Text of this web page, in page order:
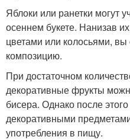
Яблоки или ранетки могут
осеннем букете. Нанизав
цветами или колосьями,
композицию.
При достаточном
декоративные фрукты
бисера. Однако после
декоративными
употребления в пищу.